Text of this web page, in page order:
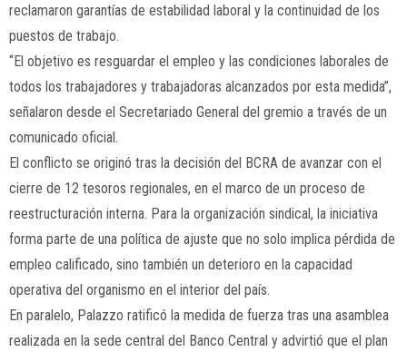
reclamaron garantías de estabilidad laboral y la continuidad de los
puestos de trabajo.
“El objetivo es resguardar el empleo y las condiciones laborales de
todos los trabajadores y trabajadoras alcanzados por esta medida”,
señalaron desde el Secretariado General del gremio a través de un
comunicado oficial.
El conflicto se originó tras la decisión del BCRA de avanzar con el
cierre de 12 tesoros regionales, en el marco de un proceso de
reestructuración interna. Para la organización sindical, la iniciativa
forma parte de una política de ajuste que no solo implica pérdida de
empleo calificado, sino también un deterioro en la capacidad
operativa del organismo en el interior del país.
En paralelo, Palazzo ratificó la medida de fuerza tras una asamblea
realizada en la sede central del Banco Central y advirtió que el plan